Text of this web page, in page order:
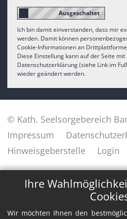
Ihre
Wir möchten Ihnen den
Ich bin damit einverstanden, dass mir
werden. Damit können
Cookie-Informationen an
Diese Einstellung kann auf der Seite
Datenschutzerklärung (siehe Link im
wieder geändert werden.
© Kath. Seelsorgebereich
Impressum
Hinweisgeberstelle
Login